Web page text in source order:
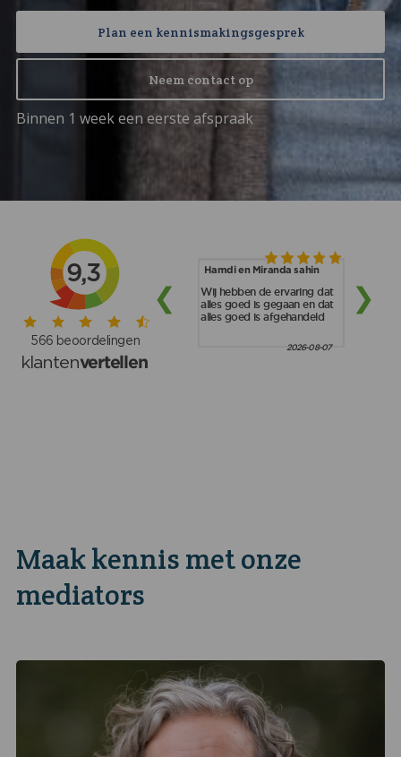
Plan een kennismakingsgesprek
Neem contact op
Binnen 1 week een eerste afspraak
Maak kennis met onze
mediators